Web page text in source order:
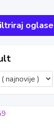
oglase